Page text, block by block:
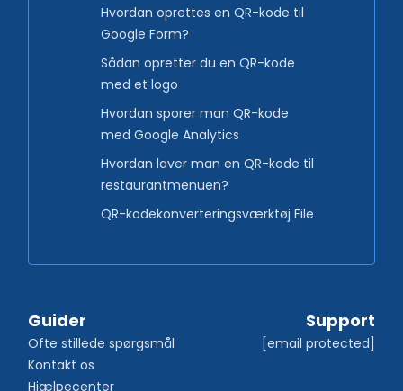
Hvordan oprettes en QR-kode til
Google Form?
Sådan opretter du en QR-kode
med et logo
Hvordan sporer man QR-kode
med Google Analytics
Hvordan laver man en QR-kode til
restaurantmenuen?
QR-kodekonverteringsværktøj File
Guider
Ofte stillede spørgsmål
Kontakt os
Hjælpecenter
Support
[email protected]